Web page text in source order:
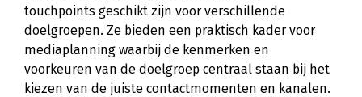
touchpoints geschikt zijn voor verschillende
doelgroepen. Ze bieden een praktisch kader voor
mediaplanning waarbij de kenmerken en
voorkeuren van de doelgroep centraal staan bij het
kiezen van de juiste contactmomenten en kanalen.